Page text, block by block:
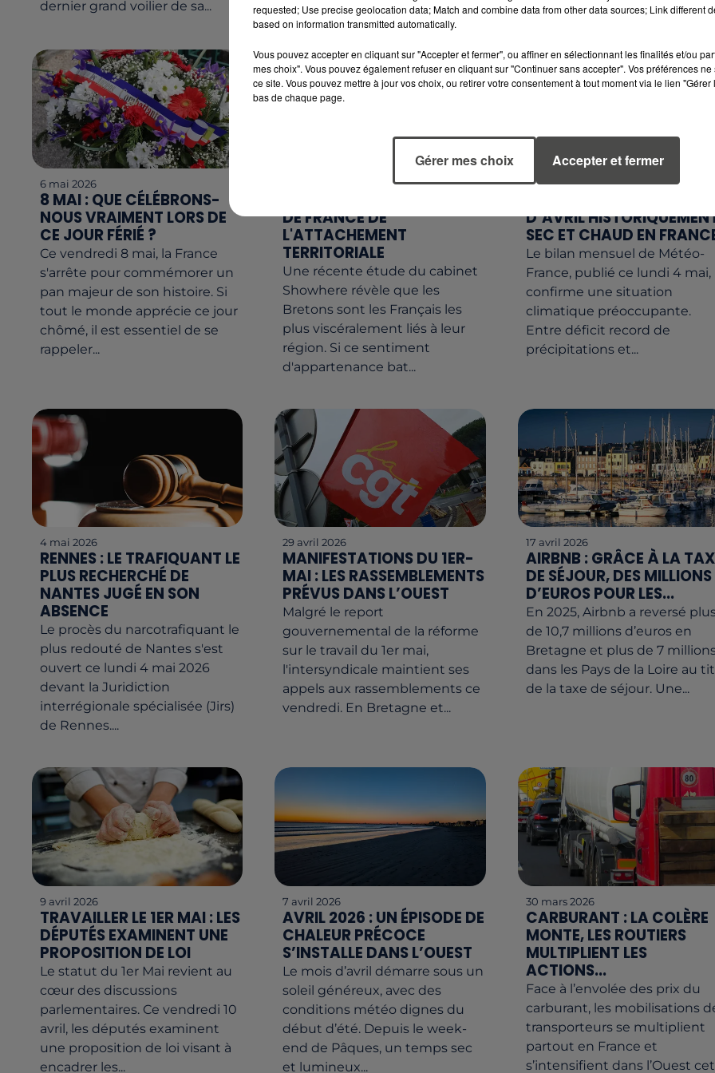
dernier grand voilier de sa...
redressement...
6 mai 2026
8 MAI : QUE CÉLÉBRONS-
NOUS VRAIMENT LORS DE
CE JOUR FÉRIÉ ?
Ce vendredi 8 mai, la France
s'arrête pour commémorer un
pan majeur de son histoire. Si
tout le monde apprécie ce jour
chômé, il est essentiel de se
rappeler...
DE FRANCE DE
L'ATTACHEMENT
TERRITORIALE
Une récente étude du cabinet
Showhere révèle que les
Bretons sont les Français les
plus viscéralement liés à leur
région. Si ce sentiment
d'appartenance bat...
5 mai 2026
D’AVRIL
SEC ET CHAUD EN
Le bilan mensuel de Météo-
France, publié ce lundi 4 mai,
confirme une situation
climatique préoccupante.
Entre déficit record de
précipitations et...
4 mai 2026
RENNES : LE TRAFIQUANT LE
PLUS RECHERCHÉ DE
NANTES JUGÉ EN SON
ABSENCE
Le procès du narcotrafiquant le
plus redouté de Nantes s'est
ouvert ce lundi 4 mai 2026
devant la Juridiction
interrégionale spécialisée (Jirs)
de Rennes....
29 avril 2026
MANIFESTATIONS DU 1ER-
MAI : LES RASSEMBLEMENTS
PRÉVUS DANS L’OUEST
Malgré le report
gouvernemental de la réforme
sur le travail du 1er mai,
l'intersyndicale maintient ses
appels aux rassemblements ce
vendredi. En Bretagne et...
17 avril 2026
AIRBNB : GRÂCE À LA
DE SÉJOUR, DES MILLIONS
D’EUROS POUR LES...
En 2025, Airbnb a reversé
de 10,7 millions d’euros en
Bretagne et plus de 7
dans les Pays de la Loire au
de la taxe de séjour. Une...
9 avril 2026
TRAVAILLER LE 1ER MAI : LES
DÉPUTÉS EXAMINENT UNE
PROPOSITION DE LOI
Le statut du 1er Mai revient au
cœur des discussions
parlementaires. Ce vendredi 10
avril, les députés examinent
une proposition de loi visant à
encadrer les...
7 avril 2026
AVRIL 2026 : UN ÉPISODE DE
CHALEUR PRÉCOCE
S’INSTALLE DANS L’OUEST
Le mois d’avril démarre sous un
soleil généreux, avec des
conditions météo dignes du
début d’été. Depuis le week-
end de Pâques, un temps sec
et lumineux...
30 mars 2026
CARBURANT : LA COLÈRE
MONTE, LES ROUTIERS
MULTIPLIENT LES
ACTIONS...
Face à l’envolée des prix du
carburant, les mobilisations
transporteurs se multiplient
partout en France et
s’intensifient dans l’Ouest
requested; Use precise geolocation data; Match and combine data from other data sources; Link different
based on information transmitted automatically.
Vous pouvez accepter en cliquant sur "Accepter et fermer", ou affiner en sélectionnant les finalités et/ou
mes choix". Vous pouvez également refuser en cliquant sur "Continuer sans accepter". Vos préférences
ce site. Vous pouvez mettre à jour vos choix, ou retirer votre consentement à tout moment via le lien
bas de chaque page.
Gérer mes choix Accepter et fermer